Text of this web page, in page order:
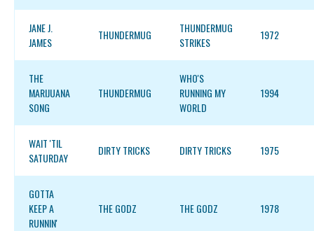
JANE J.
JAMES
THUNDERMUG
THUNDERMUG
STRIKES
1972
THE
MARIJUANA
SONG
THUNDERMUG
WHO'S
RUNNING MY
WORLD
1994
WAIT 'TIL
SATURDAY
DIRTY TRICKS DIRTY TRICKS 1975
GOTTA
KEEP A
RUNNIN'
THE GODZ THE GODZ 1978